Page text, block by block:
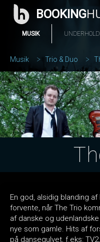
BOOKING
MUSIK
Musik Trio & Duo
En god, alsidig blanding
forvente, når The Trio
af danske og
nye som gamle. Hits af
på dansegulvet, f.eks: